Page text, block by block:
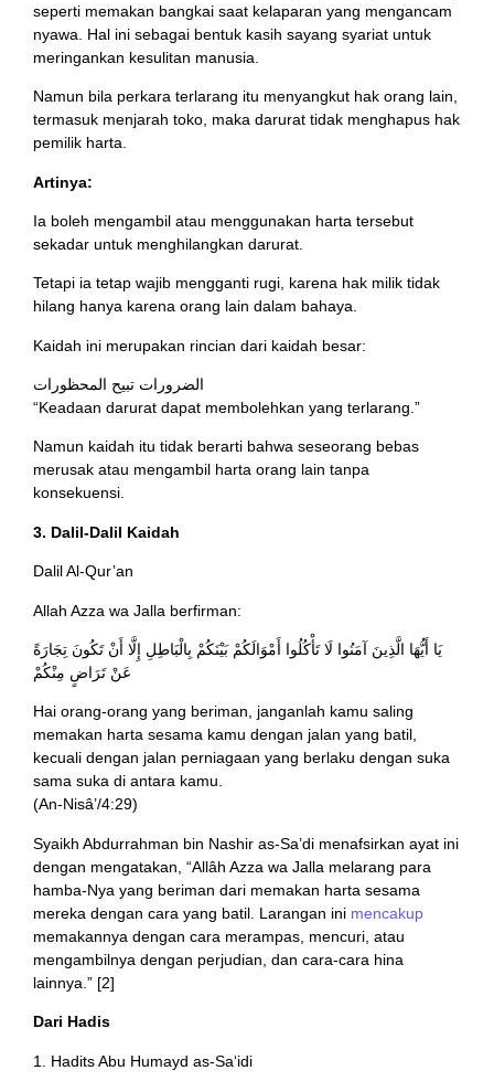
seperti memakan bangkai saat kelaparan yang mengancam
nyawa. Hal ini sebagai bentuk kasih sayang syariat untuk
meringankan kesulitan manusia.
Namun bila perkara terlarang itu menyangkut hak orang lain,
termasuk menjarah toko, maka darurat tidak menghapus hak
pemilik harta.
Artinya:
Ia boleh mengambil atau menggunakan harta tersebut
sekadar untuk menghilangkan darurat.
Tetapi ia tetap wajib mengganti rugi, karena hak milik tidak
hilang hanya karena orang lain dalam bahaya.
Kaidah ini merupakan rincian dari kaidah besar:
الضرورات تبيح المحظورات
“Keadaan darurat dapat membolehkan yang terlarang.”
Namun kaidah itu tidak berarti bahwa seseorang bebas
merusak atau mengambil harta orang lain tanpa
konsekuensi.
3. Dalil-Dalil Kaidah
Dalil Al-Qur’an
Allah Azza wa Jalla berfirman:
يَا أَيُّهَا الَّذِينَ آمَنُوا لَا تَأْكُلُوا أَمْوَالَكُمْ بَيْنَكُمْ بِالْبَاطِلِ إِلَّا أَنْ تَكُونَ تِجَارَةً
عَنْ تَرَاضٍ مِنْكُمْ
Hai orang-orang yang beriman, janganlah kamu saling
memakan harta sesama kamu dengan jalan yang batil,
kecuali dengan jalan perniagaan yang berlaku dengan suka
sama suka di antara kamu.
(An-Nisâ’/4:29)
Syaikh Abdurrahman bin Nashir as-Sa’di menafsirkan ayat ini
dengan mengatakan, “Allâh Azza wa Jalla melarang para
hamba-Nya yang beriman dari memakan harta sesama
mereka dengan cara yang batil. Larangan ini mencakup
memakannya dengan cara merampas, mencuri, atau
mengambilnya dengan perjudian, dan cara-cara hina
lainnya.” [2]
Dari Hadis
1. Hadits Abu Humayd as-Sa‘idi